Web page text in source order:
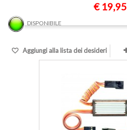
€ 19,95
DISPONIBILE
Aggiungi alla lista dei desideri